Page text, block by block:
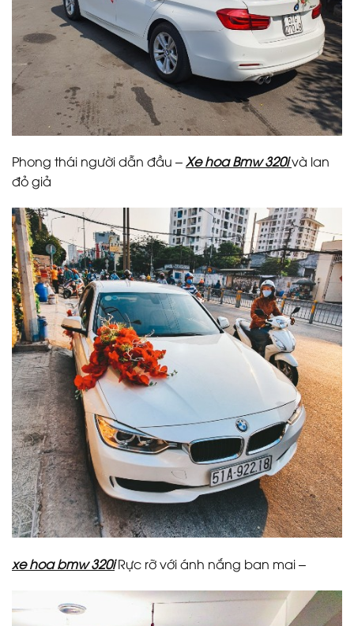
Phong thái người dẫn đầu – Xe hoa Bmw 320ivà lan
đỏ giả
xe hoa bmw 320iRực rỡ với ánh nắng ban mai –